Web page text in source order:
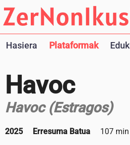
Hasiera Plataformak
Havoc
Havoc (Estragos)
2025 Erresuma Batua 107 min